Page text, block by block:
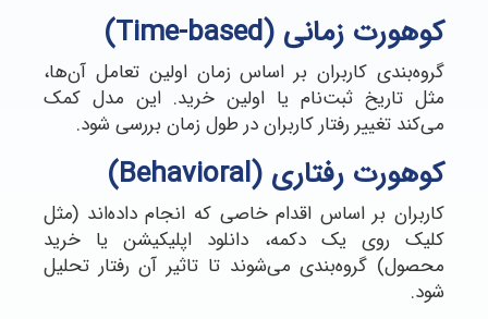
کوهورت زمانی (Time-based)
گروه‌بندی کاربران بر اساس زمان اولین تعامل آن‌ها،
مثل تاریخ ثبت‌نام یا اولین خرید. این مدل کمک
می‌کند تغییر رفتار کاربران در طول زمان بررسی شود.
کوهورت رفتاری (Behavioral)
کاربران بر اساس اقدام خاصی که انجام داده‌اند (مثل
کلیک روی یک دکمه، دانلود اپلیکیشن یا خرید
محصول) گروه‌بندی می‌شوند تا تاثیر آن رفتار تحلیل
شود.